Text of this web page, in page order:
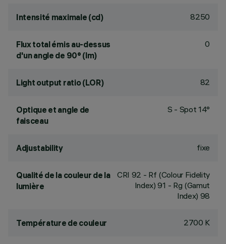
Intensité maximale (cd) 8250
Flux total émis au-dessus
d'un angle de 90° (lm)
0
Light output ratio (LOR) 82
Optique et angle de
faisceau
S - Spot 14°
Adjustability fixe
Qualité de la couleur de la
lumière
CRI 92 - Rf (Colour Fidelity
Index) 91 - Rg (Gamut
Index) 98
Température de couleur 2700 K